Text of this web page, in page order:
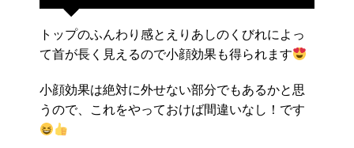
トップのふんわり感とえりあしのくびれによっ
て首が長く見えるので小顔効果も得られます
小顔効果は絶対に外せない部分でもあるかと思
うので、これをやっておけば間違いなし！です